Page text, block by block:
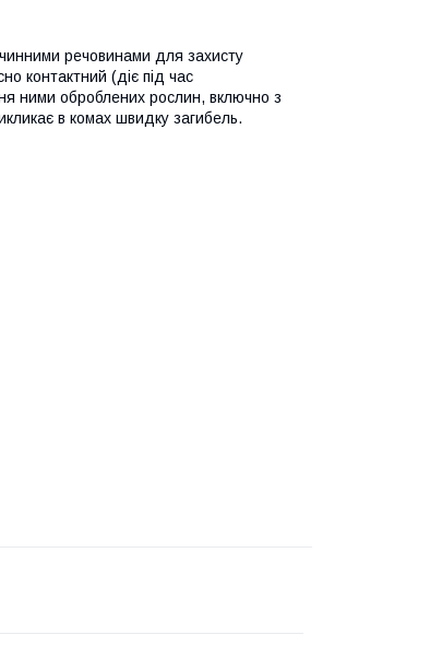
речовинами для захисту
контактний (діє під час
ними оброблених рослин, включно з
в комах швидку загибель.